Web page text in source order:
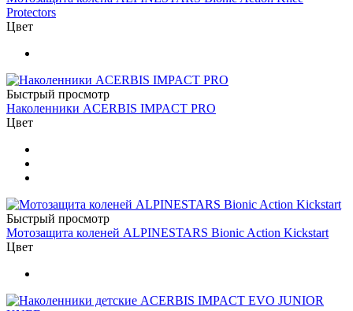
Protectors
Цвет
Быстрый просмотр
Наколенники ACERBIS IMPACT PRO
Цвет
Быстрый просмотр
Мотозащита коленей ALPINESTARS Bionic Action Kickstart
Цвет